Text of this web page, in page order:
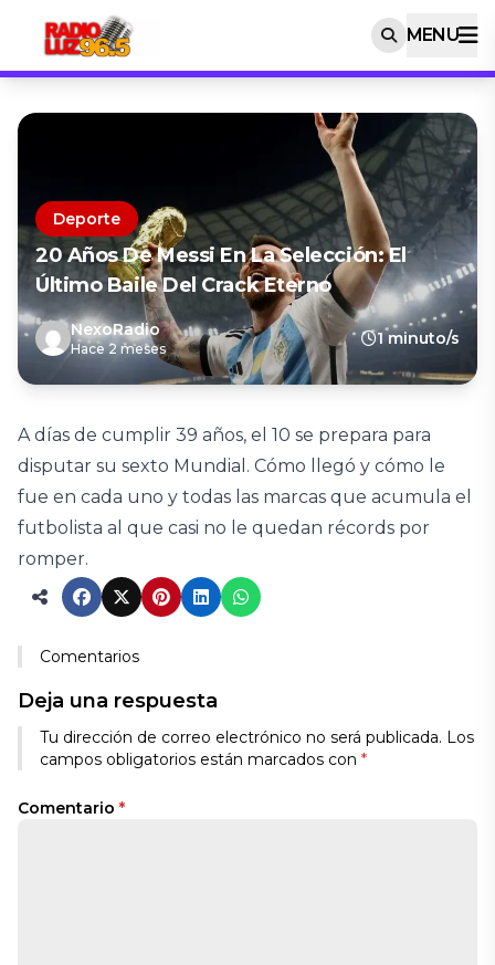
MENU
Deporte
20 Años De Messi En La Selección: El
Último Baile Del Crack Eterno
NexoRadio
Hace 2 meses
1 minuto/s
A días de cumplir 39 años, el 10 se prepara para
disputar su sexto Mundial. Cómo llegó y cómo le
fue en cada uno y todas las marcas que acumula el
futbolista al que casi no le quedan récords por
romper.
Comentarios
Deja una respuesta
Tu dirección de correo electrónico no será publicada. Los
campos obligatorios están marcados con *
Comentario *